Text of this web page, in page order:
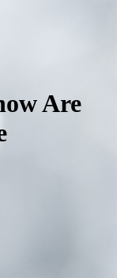
Are